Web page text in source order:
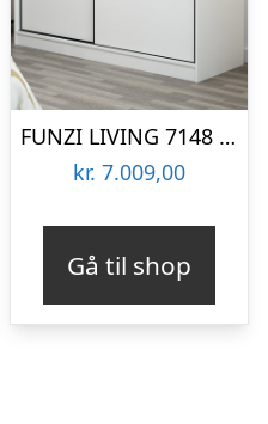
FUNZI LIVING 7148 garderobeskab, 2 skydelåger, 2 bøjlestænger, 2 skuffer – hvid melamin
kr. 7.009,00
Gå til shop